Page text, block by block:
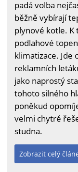
padá volba
běžně vybírají
plynové kotle. K
podlahové
klimatizace. Jde
reklamních
jako naprostý
tohoto silného
poněkud
velmi chytré
studna.
Zobrazit celý